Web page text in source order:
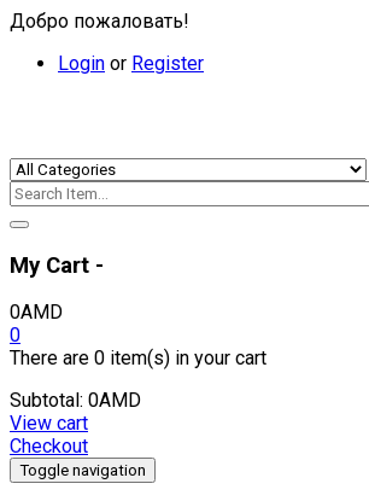
Добро пожаловать!
Login or Register
My Cart -
0AMD
0
There are 0 item(s) in your cart
Subtotal: 0AMD
View cart
Checkout
Toggle navigation